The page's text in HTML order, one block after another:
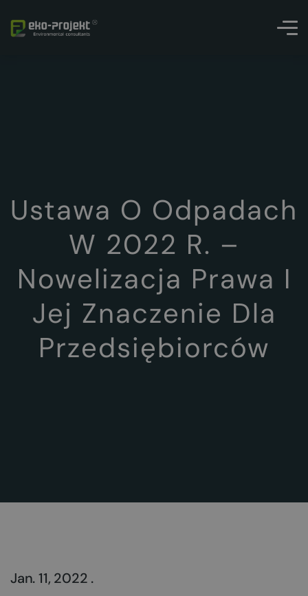
Ustawa O Odpadach
W 2022 R. –
Nowelizacja Prawa I
Jej Znaczenie Dla
Przedsiębiorców
Jan. 11, 2022 .